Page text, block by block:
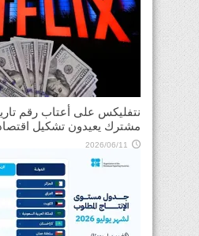
مشترك يعيدون تشكيل
2026/06/11